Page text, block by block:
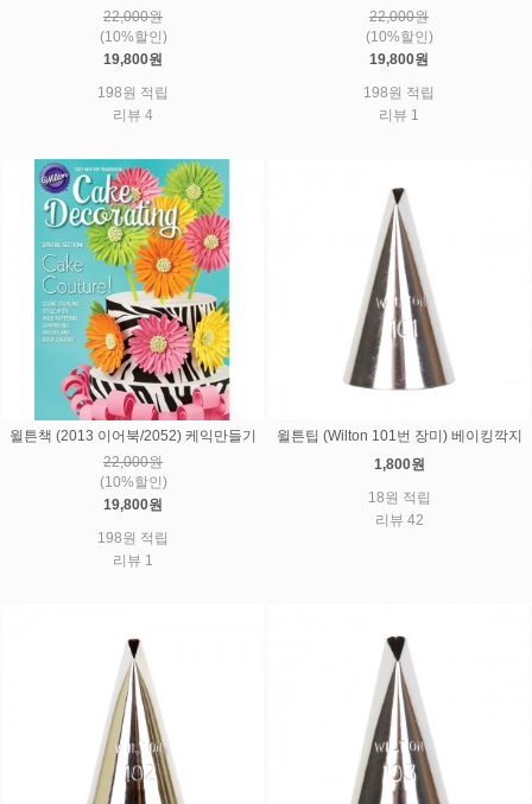
22,000원
(10%할인)
19,800원
198원 적립
리뷰 4
22,000원
(10%할인)
19,800원
198원 적립
리뷰 1
윌튼책 (2013 이어북/2052) 케익만들기
22,000원
(10%할인)
19,800원
198원 적립
리뷰 1
윌튼팁 (Wilton 101번 장미) 베이킹깍지
1,800원
18원 적립
리뷰 42